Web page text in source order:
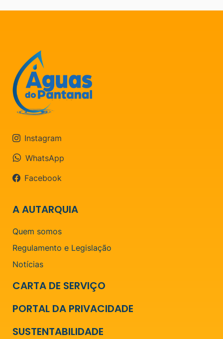
Instagram
Facebook
WhatsApp
A AUTARQUIA
Quem somos
Regulamento e Legislação
Notícias
CARTA DE SERVIÇO
PORTAL DA PRIVACIDADE
SUSTENTABILIDADE